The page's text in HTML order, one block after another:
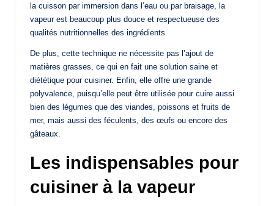
la cuisson par immersion dans l’eau ou par braisage, la
vapeur est beaucoup plus douce et respectueuse des
qualités nutritionnelles des ingrédients.
De plus, cette technique ne nécessite pas l’ajout de
matières grasses, ce qui en fait une solution saine et
diététique pour cuisiner. Enfin, elle offre une grande
polyvalence, puisqu’elle peut être utilisée pour cuire aussi
bien des légumes que des viandes, poissons et fruits de
mer, mais aussi des féculents, des œufs ou encore des
gâteaux.
Les indispensables pour
cuisiner à la vapeur